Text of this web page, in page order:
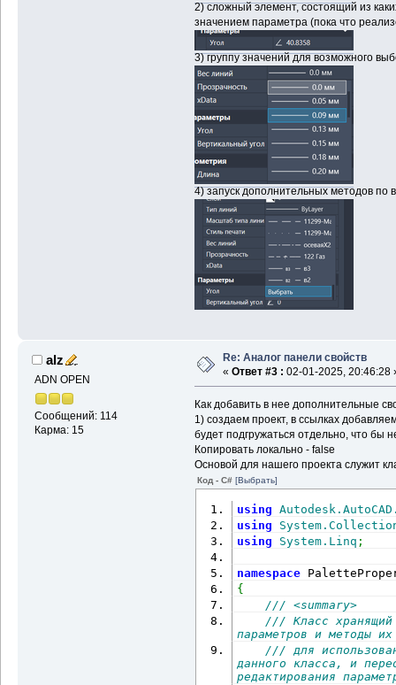
2) сложный элемент, состоящий из
значением параметра (пока что
3) группу значений для возможного
4) запуск дополнительных методов по
alz
ADN OPEN
Сообщений: 114
Карма: 15
Re: Аналог панели свойств
« Ответ #3 : 02-01-2025, 20:46:28
Как добавить в нее дополнительные
1) создаем проект, в ссылках
будет подгружаться отдельно, что бы
Копировать локально - false
Основой для нашего проекта служит
Код - C# [Выбрать]
using
using
using
System.Linq ;
namespace
{
/// <summary>
/// Класс хранящий
параметров и методы их
/// для
данного класса, и
редактирования